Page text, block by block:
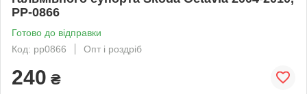
PP-0866
Готово до відправки
Код: pp0866
Опт і роздріб
240 ₴